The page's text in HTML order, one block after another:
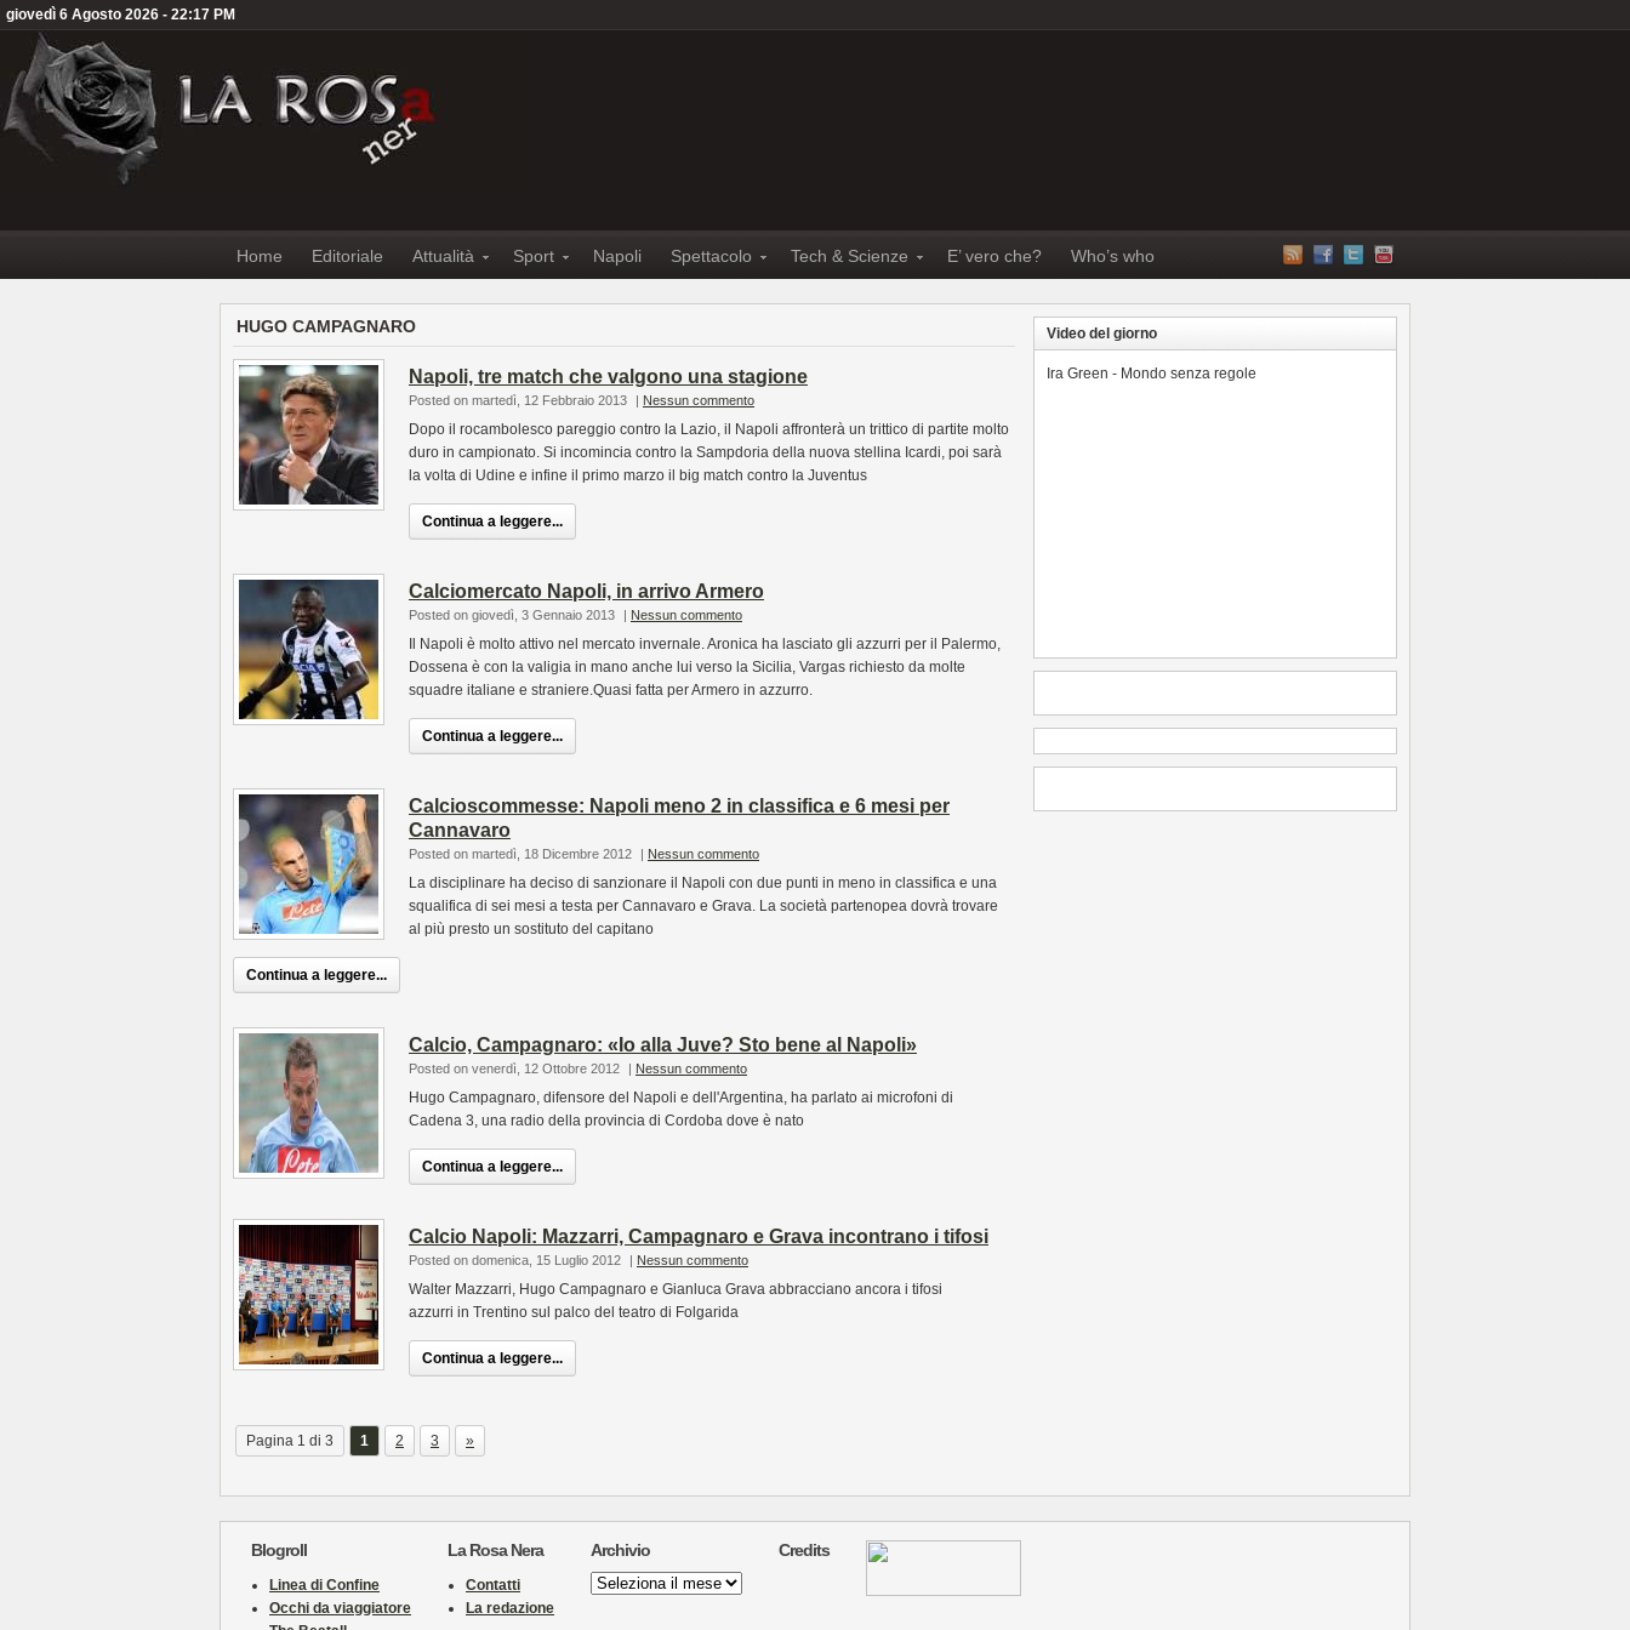
giovedì 6 Agosto 2026 - 22:17 PM
Home Editoriale Attualità Sport Napoli Spettacolo Tech & Scienze E’ vero che? Who’s who
HUGO CAMPAGNARO
Napoli, tre match che valgono una stagione
Posted on martedì, 12 Febbraio 2013 | Nessun commento
Dopo il rocambolesco pareggio contro la Lazio, il Napoli affronterà un trittico di partite molto
duro in campionato. Si incomincia contro la Sampdoria della nuova stellina Icardi, poi sarà
la volta di Udine e infine il primo marzo il big match contro la Juventus
Continua a leggere...
Calciomercato Napoli, in arrivo Armero
Posted on giovedì, 3 Gennaio 2013 | Nessun commento
Il Napoli è molto attivo nel mercato invernale. Aronica ha lasciato gli azzurri per il Palermo,
Dossena è con la valigia in mano anche lui verso la Sicilia, Vargas richiesto da molte
squadre italiane e straniere.Quasi fatta per Armero in azzurro.
Continua a leggere...
Calcioscommesse: Napoli meno 2 in classifica e 6 mesi per
Cannavaro
Posted on martedì, 18 Dicembre 2012 | Nessun commento
La disciplinare ha deciso di sanzionare il Napoli con due punti in meno in classifica e una
squalifica di sei mesi a testa per Cannavaro e Grava. La società partenopea dovrà trovare
al più presto un sostituto del capitano
Continua a leggere...
Calcio, Campagnaro: «Io alla Juve? Sto bene al Napoli»
Posted on venerdì, 12 Ottobre 2012 | Nessun commento
Hugo Campagnaro, difensore del Napoli e dell'Argentina, ha parlato ai microfoni di
Cadena 3, una radio della provincia di Cordoba dove è nato
Continua a leggere...
Calcio Napoli: Mazzarri, Campagnaro e Grava incontrano i tifosi
Posted on domenica, 15 Luglio 2012 | Nessun commento
Walter Mazzarri, Hugo Campagnaro e Gianluca Grava abbracciano ancora i tifosi
azzurri in Trentino sul palco del teatro di Folgarida
Continua a leggere...
Pagina 1 di 3 1 2 3 »
Video del giorno
Ira Green - Mondo senza regole
Blogroll
Linea di Confine
Occhi da viaggiatore
La Rosa Nera
Contatti
La redazione
Archivio
Archivio
Credits